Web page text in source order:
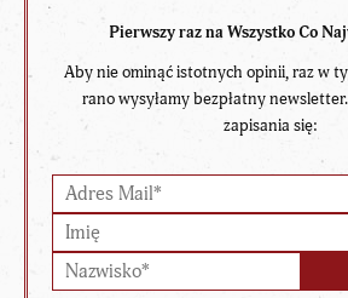
Pierwszy raz na Wszystko Co
Aby nie ominąć istotnych opinii, raz w
rano wysyłamy bezpłatny
zapisania się: